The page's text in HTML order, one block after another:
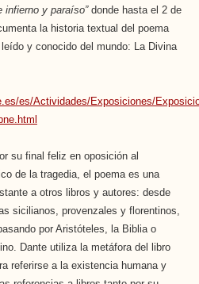
infierno y paraíso” donde hasta el 2 de
la historia textual del poema
y conocido del mundo: La Divina
es/Actividades/Exposiciones/
su final feliz en oposición al
de la tragedia, el poema es una
a otros libros y autores: desde
sicilianos, provenzales y florentinos,
por Aristóteles, la Biblia o
Dante utiliza la metáfora del libro
referirse a la existencia humana y